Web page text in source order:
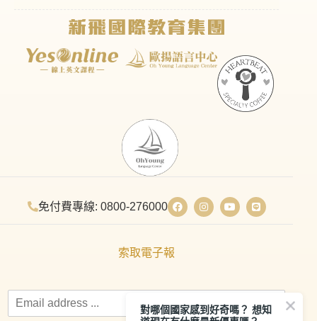
免付費專線: 0800-276000
索取電子報
對哪個國家感到好奇嗎？ 想知